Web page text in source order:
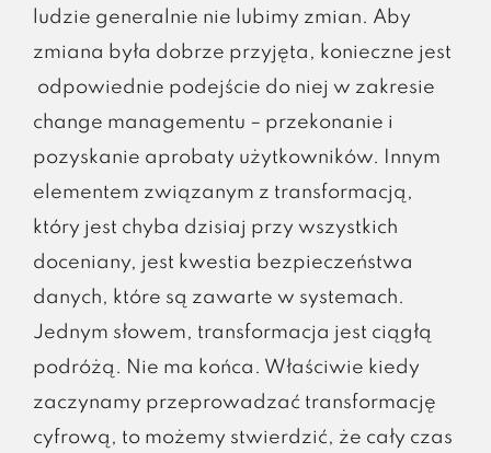
ludzie generalnie nie lubimy zmian. Aby
zmiana była dobrze przyjęta, konieczne jest
odpowiednie podejście do niej w zakresie
change managementu – przekonanie i
pozyskanie aprobaty użytkowników. Innym
elementem związanym z transformacją,
który jest chyba dzisiaj przy wszystkich
doceniany, jest kwestia bezpieczeństwa
danych, które są zawarte w systemach.
Jednym słowem, transformacja jest ciągłą
podróżą. Nie ma końca. Właściwie kiedy
zaczynamy przeprowadzać transformację
cyfrową, to możemy stwierdzić, że cały czas